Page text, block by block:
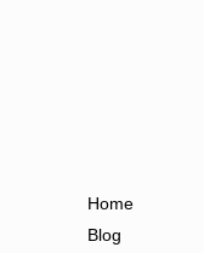
Home
Blog